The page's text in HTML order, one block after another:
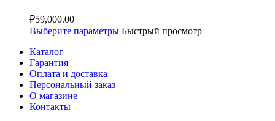
₽59,000.00
Выберите параметры Быстрый просмотр
Каталог
Гарантия
Оплата и доставка
Персональный заказ
О магазине
Контакты